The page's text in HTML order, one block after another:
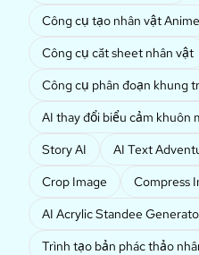
Công cụ tạo nhân vật Anime
Công cụ cắt sheet nhân vật
Công cụ phân đoạn khung
AI thay đổi biểu cảm khuôn
Story AI
AI Text
Crop Image
Compress
AI Acrylic Standee
Trình tạo bản phác thảo